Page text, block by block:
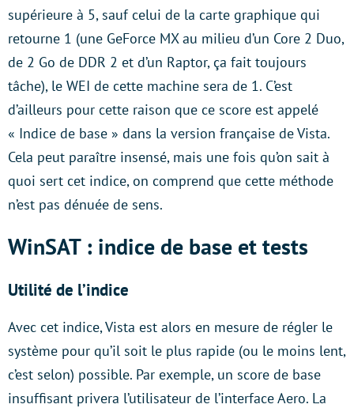
supérieure à 5, sauf celui de la carte graphique qui
retourne 1 (une GeForce MX au milieu d’un Core 2 Duo,
de 2 Go de DDR 2 et d’un Raptor, ça fait toujours
tâche), le WEI de cette machine sera de 1. C’est
d’ailleurs pour cette raison que ce score est appelé
« Indice de base » dans la version française de Vista.
Cela peut paraître insensé, mais une fois qu’on sait à
quoi sert cet indice, on comprend que cette méthode
n’est pas dénuée de sens.
WinSAT : indice de base et tests
Utilité de l’indice
Avec cet indice, Vista est alors en mesure de régler le
système pour qu’il soit le plus rapide (ou le moins lent,
c’est selon) possible. Par exemple, un score de base
insuffisant privera l’utilisateur de l’interface Aero. La